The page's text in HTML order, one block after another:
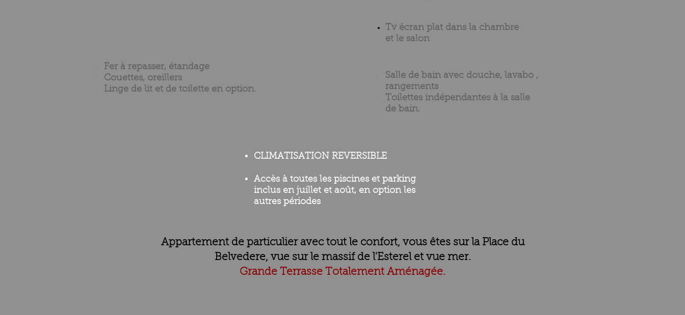
Tv écran plat dans la chambre
et le salon
Fer à repasser, étandage
Couettes, oreillers
Linge de lit et de toilette en option.
Salle de bain avec douche, lavabo ,
rangements
Toilettes indépendantes à la salle
de bain.
CLIMATISATION REVERSIBLE
Accès à toutes les piscines et parking
inclus en juillet et août, en option les
autres périodes
Appartement de particulier avec tout le confort, vous êtes sur la Place du
Belvedere, vue sur le massif de l'Esterel et vue mer.
Grande Terrasse Totalement Aménagée.